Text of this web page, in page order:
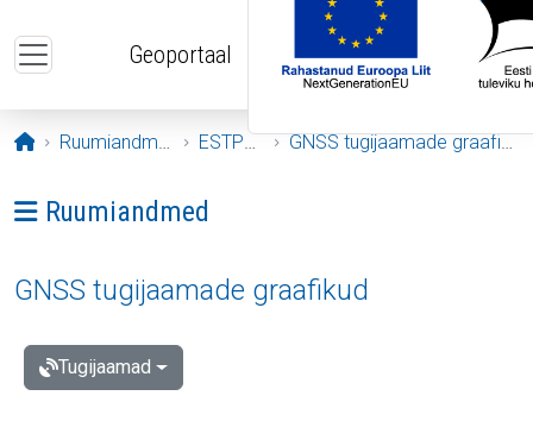
Geoportaal
Avaleht
Ruumiandmed ESTPOS GNSS tugijaamade graafikud
Ava menüü: Ruumiandmed
Ruumiandmed
GNSS tugijaamade graafikud
Tugijaamad